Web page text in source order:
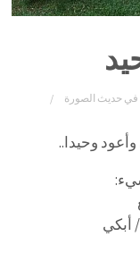
فيحديث الصورة
وحيدا..
أبكي